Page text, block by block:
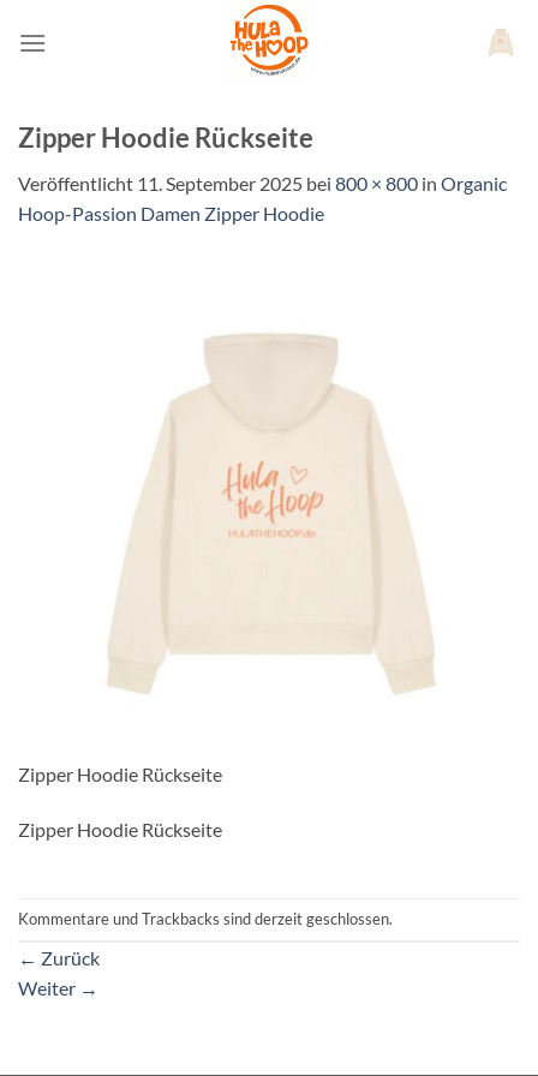
Inhalt
Zipper Hoodie Rückseite
Veröffentlicht 11. September 2025 bei 800 × 800 in Organic
Hoop-Passion Damen Zipper Hoodie
Zipper Hoodie Rückseite
Zipper Hoodie Rückseite
Kommentare und Trackbacks sind derzeit geschlossen.
← Zurück
Weiter →